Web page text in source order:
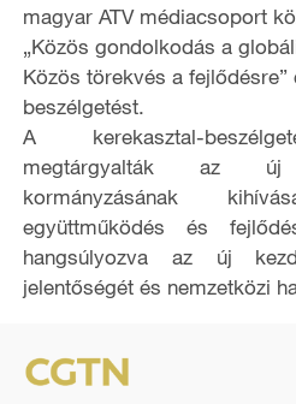
V
i
d
e
o
magyar ATV médiacsoport
„Közös gondolkodás a
Közös törekvés a fejlődésre”
beszélgetést.
A kerekasztal-
megtárgyalták az
kormányzásának
együttműködés és
hangsúlyozva az új
jelentőségét és nemzetközi